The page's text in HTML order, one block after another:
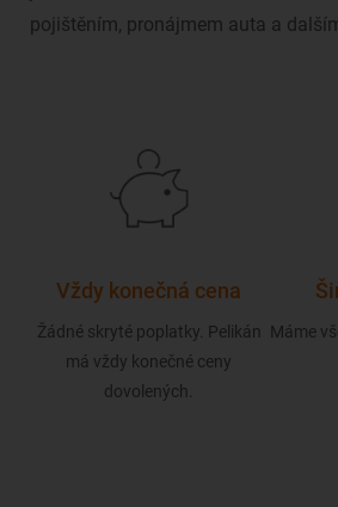
pojištěním, pronájmem auta a
Vždy konečná cena
Žádné skryté poplatky. Pelikán
má vždy konečné ceny
dovolených.
Máme